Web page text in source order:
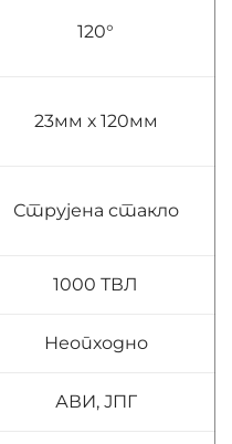
120°
23мм х 120мм
Струјена стакло
1000 ТВЛ
Неопходно
АВИ, ЈПГ